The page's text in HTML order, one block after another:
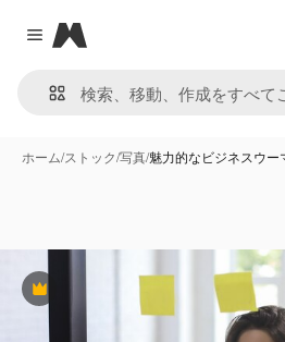
Close menu
Magnific
ホーム/ストック/写真/魅力的なビジネスウ
Premium